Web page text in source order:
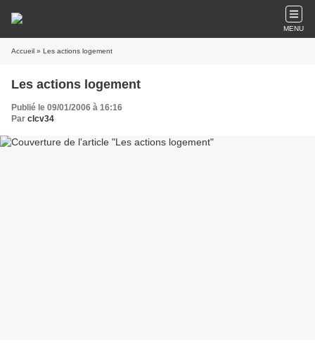
MENU
Accueil » Les actions logement
Les actions logement
Publié le 09/01/2006 à 16:16
Par clcv34